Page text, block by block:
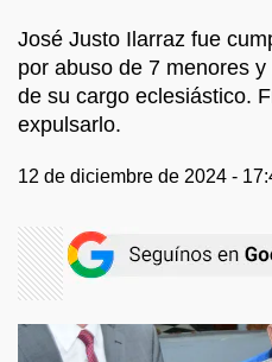
José Justo Ilarraz fue
por abuso de 7 menores
de su cargo eclesiástico.
expulsarlo.
12 de diciembre de 2024 -